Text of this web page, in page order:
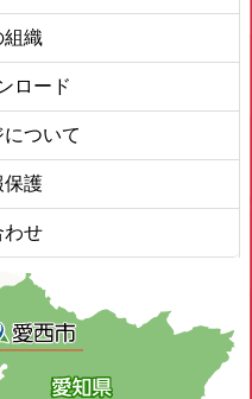
組織
ロード
ついて
保護
わせ